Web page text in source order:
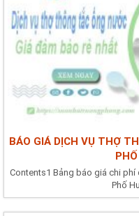
BÁO GIÁ DỊCH VỤ THỢ
Contents1 Bảng báo giá chi
Phố